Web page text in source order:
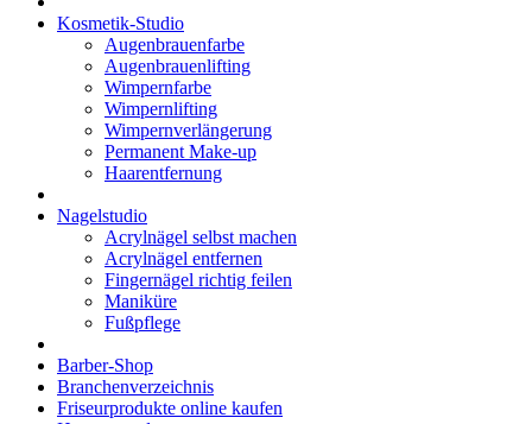
Kosmetik-Studio
Augenbrauenfarbe
Augenbrauenlifting
Wimpernfarbe
Wimpernlifting
Wimpernverlängerung
Permanent Make-up
Haarentfernung
Nagelstudio
Acrylnägel selbst machen
Acrylnägel entfernen
Fingernägel richtig feilen
Maniküre
Fußpflege
Barber-Shop
Branchenverzeichnis
Friseurprodukte online kaufen